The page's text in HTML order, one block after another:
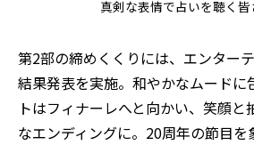
真剣な表情で占いを聴く皆
第2部の締めくくりには、エンター
結果発表を実施。和やかなムードに
トはフィナーレへと向かい、笑顔
なエンディングに。20周年の節目を